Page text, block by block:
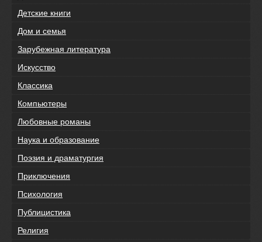
Детские книги
Дом и семья
Зарубежная литература
Искусство
Классика
Компьютеры
Любовные романы
Наука и образование
Поэзия и драматургия
Приключения
Психология
Публицистика
Религия